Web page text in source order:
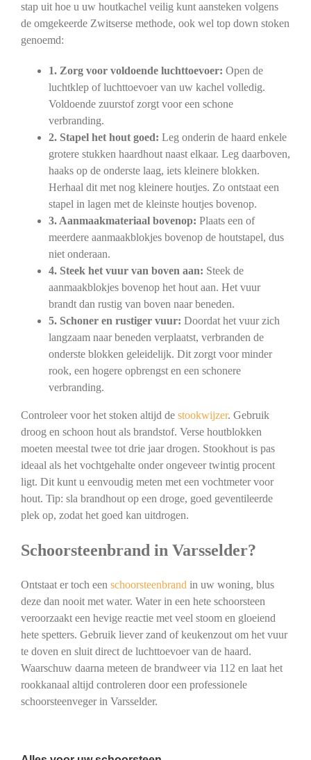
stap uit hoe u uw houtkachel veilig kunt aansteken volgens
de omgekeerde Zwitserse methode, ook wel top down stoken
genoemd:
1. Zorg voor voldoende luchttoevoer: Open de
luchtklep of luchttoevoer van uw kachel volledig.
Voldoende zuurstof zorgt voor een schone
verbranding.
2. Stapel het hout goed: Leg onderin de haard enkele
grotere stukken haardhout naast elkaar. Leg daarboven,
haaks op de onderste laag, iets kleinere blokken.
Herhaal dit met nog kleinere houtjes. Zo ontstaat een
stapel in lagen met de kleinste houtjes bovenop.
3. Aanmaakmateriaal bovenop: Plaats een of
meerdere aanmaakblokjes bovenop de houtstapel, dus
niet onderaan.
4. Steek het vuur van boven aan: Steek de
aanmaakblokjes bovenop het hout aan. Het vuur
brandt dan rustig van boven naar beneden.
5. Schoner en rustiger vuur: Doordat het vuur zich
langzaam naar beneden verplaatst, verbranden de
onderste blokken geleidelijk. Dit zorgt voor minder
rook, een hogere opbrengst en een schonere
verbranding.
Controleer voor het stoken altijd de stookwijzer. Gebruik
droog en schoon hout als brandstof. Verse houtblokken
moeten meestal twee tot drie jaar drogen. Stookhout is pas
ideaal als het vochtgehalte onder ongeveer twintig procent
ligt. Dit kunt u eenvoudig meten met een vochtmeter voor
hout. Tip: sla brandhout op een droge, goed geventileerde
plek op, zodat het goed kan uitdrogen.
Schoorsteenbrand in Varsselder?
Ontstaat er toch een schoorsteenbrand in uw woning, blus
deze dan nooit met water. Water in een hete schoorsteen
veroorzaakt een hevige reactie met veel stoom en gloeiend
hete spetters. Gebruik liever zand of keukenzout om het vuur
te doven en sluit direct de luchttoevoer van de haard.
Waarschuw daarna meteen de brandweer via 112 en laat het
rookkanaal altijd controleren door een professionele
schoorsteenveger in Varsselder.